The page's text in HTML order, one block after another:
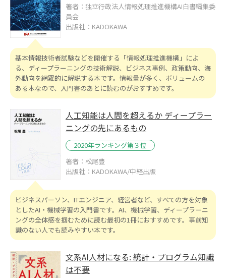
著者：独立行政法人情報処理推進機構AI白書編集委
員会
出版社：KADOKAWA
基本情報技術者試験などを開催する「情報処理推進機構」によ
る、ディープラーニングの技術解説、ビジネス事例、政策動向、海
外動向を網羅的に解説する本です。情報量が多く、ボリュームの
ある本なので、入門書のあとに読むのがおすすめです。
人工知能は人間を超えるか ディープラー
ニングの先にあるもの
2020年ランキング第３位
著者：松尾豊
出版社：KADOKAWA/中経出版
ビジネスパーソン、ITエンジニア、経営者など、すべての方を対象
としたAI・機械学習の入門書です。AI、機械学習、ディープラーニ
ングの全体感を掴むために読む最初の1冊におすすめです。事前知
識のない人でも読みやすい本です。
文系AI人材になる: 統計・プログラム知識
は不要